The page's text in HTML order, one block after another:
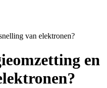
van elektronen?
en